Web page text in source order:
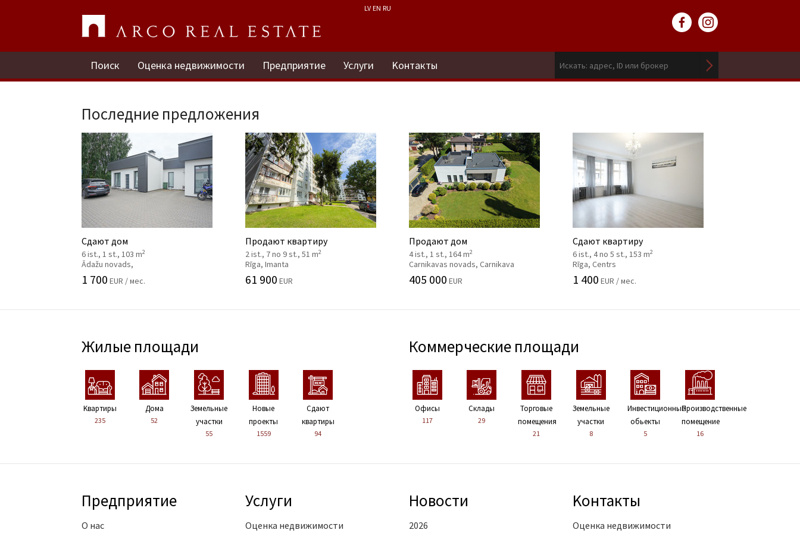
LV EN RU
Поиск Оценка недвижимости Предприятие Услуги Kонтакты
Последние предложения
Сдают дом
6 ist., 1 st., 103 m2
Ādažu novads,
1 700 EUR / мес.
Продают квартиру
2 ist., 7 no 9 st., 51 m2
Rīga, Imanta
61 900 EUR
Продают дом
4 ist., 1 st., 164 m2
Carnikavas novads, Carnikava
405 000 EUR
Сдают квартиру
6 ist., 4 no 5 st., 153 m2
Rīga, Centrs
1 400 EUR / мес.
Жилые площади
Kвартиры
235
Дома
52
Земельные
участки
55
Новые
проекты
1559
Сдают
квартиры
94
Коммерческие площади
Офисы
117
Склады
29
Торговые
помещения
21
Земельные
участки
8
Инвестиционные
обьекты
5
Производственные
помещение
16
Предприятие
О нас
Услуги
Оценка недвижимости
Новости
2026
Kонтакты
Оценка недвижимости